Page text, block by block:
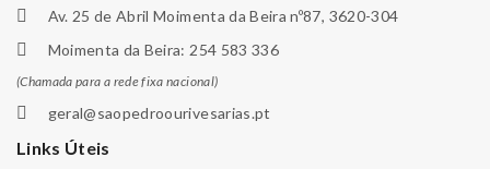
Av. 25 de Abril Moimenta da Beira nº87, 3620-304
Moimenta da Beira: 254 583 336
(Chamada para a rede fixa nacional)
geral@saopedroourivesarias.pt
Links Úteis